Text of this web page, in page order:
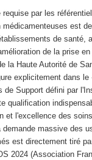
requise par les
est
de santé,
de la prise
la Haute Autorité de
explicitement dans
de Support défini par
qualification
et l'excellence des
demande massive des
est directement tiré
2024 (Association